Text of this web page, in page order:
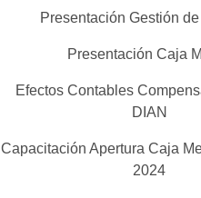
Presentación Gestión
Presentación Caja
Efectos Contables
DIAN
Capacitación Apertura Caja
2024